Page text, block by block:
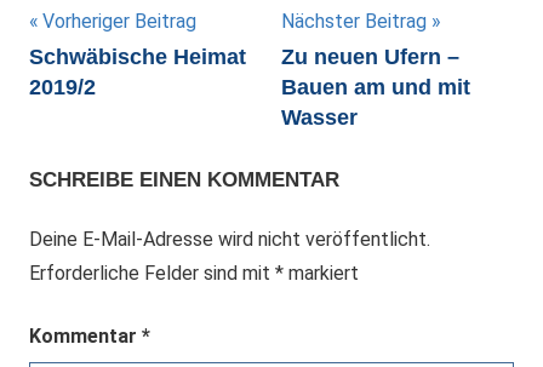
Beitragsnavigation
Vorheriger Beitrag
Schwäbische Heimat
2019/2
Nächster Beitrag
Zu neuen Ufern –
Bauen am und mit
Wasser
SCHREIBE EINEN KOMMENTAR
Deine E-Mail-Adresse wird nicht veröffentlicht.
Erforderliche Felder sind mit * markiert
Kommentar *